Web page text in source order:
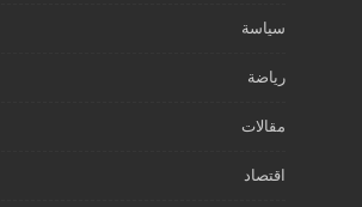
سياسة
رياضة
مقالات
اقتصاد